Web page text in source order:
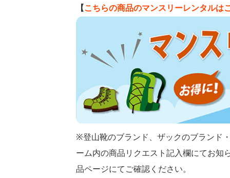
【こちらの商品のマンスリーレンタルは
※登山靴のブランド、ザックのブランド
ーム内の商品リクエスト記入欄にてお知
品ページにてご確認ください。